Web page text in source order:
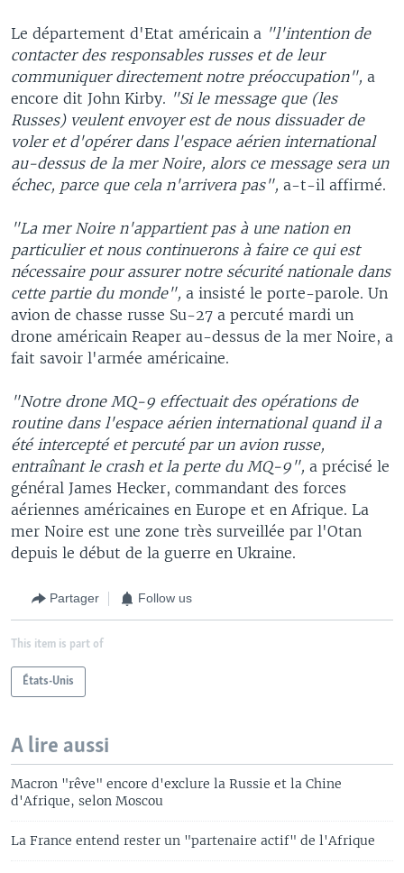
Le département d'Etat américain a "l'intention de
contacter des responsables russes et de leur
communiquer directement notre préoccupation", a
encore dit John Kirby. "Si le message que (les
Russes) veulent envoyer est de nous dissuader de
voler et d'opérer dans l'espace aérien international
au-dessus de la mer Noire, alors ce message sera un
échec, parce que cela n'arrivera pas", a-t-il affirmé.
"La mer Noire n'appartient pas à une nation en
particulier et nous continuerons à faire ce qui est
nécessaire pour assurer notre sécurité nationale dans
cette partie du monde", a insisté le porte-parole. Un
avion de chasse russe Su-27 a percuté mardi un
drone américain Reaper au-dessus de la mer Noire, a
fait savoir l'armée américaine.
"Notre drone MQ-9 effectuait des opérations de
routine dans l'espace aérien international quand il a
été intercepté et percuté par un avion russe,
entraînant le crash et la perte du MQ-9", a précisé le
général James Hecker, commandant des forces
aériennes américaines en Europe et en Afrique. La
mer Noire est une zone très surveillée par l'Otan
depuis le début de la guerre en Ukraine.
Partager Follow us
This item is part of
États-Unis
A lire aussi
Macron "rêve" encore d'exclure la Russie et la Chine
d'Afrique, selon Moscou
La France entend rester un "partenaire actif" de l'Afrique